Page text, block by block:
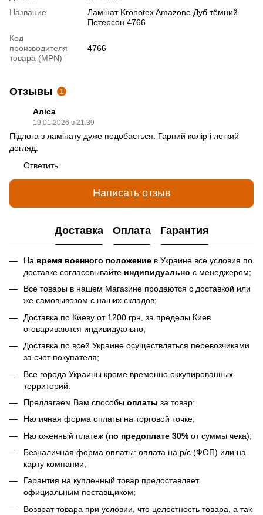
Название
Ламінат Kronotex Amazone Дуб тёмний
Петерсон 4766
Код
производителя
товара (MPN)
4766
Отзывы 1
Аліса
19.01.2026 в 21:39
Підлога з ламінату дуже подобається. Гарний колір і легкий
догляд.
Ответить
Написать отзыв
Доставка Оплата Гарантия
На время военного положение в Украине все условия по
доставке согласовывайте индивидуально с менеджером;
Все товары в нашем Магазине продаются с доставкой или
же самовывозом с наших складов;
Доставка по Киеву от 1200 грн, за пределы Киев
оговариваются индивидуально;
Доставка по всей Украине осуществляться перевозчиками
за счет покупателя;
Все города Украины кроме временно оккупированных
территорий.
Предлагаем Вам способы оплаты за товар:
Наличная форма оплаты на торговой точке;
Наложенный платеж (по предоплате 30% от суммы чека);
Безналичная форма оплаты: оплата на р/с (ФОП) или на
карту компании;
Гарантия на купленный товар предоставляет
официальным поставщиком;
Возврат товара при условии, что целостность товара, а так